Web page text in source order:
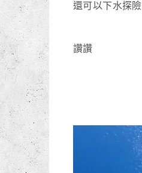
還可以下水探險
讚讚